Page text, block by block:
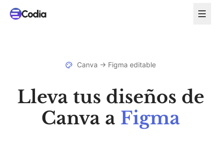
Canva → Figma editable
Lleva tus diseños de
Canva a Figma